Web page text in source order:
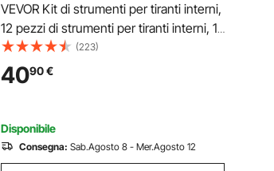
VEVOR Kit di strumenti per tiranti interni,
12 pezzi di strumenti per tiranti interni, 12
pezzi di adattatori a piede di gallina
Strumento per tiranti del tubo di
azionamento da 1/2 pollice
(223)
4090€
Disponibile
Consegna: Sab.Agosto 8 - Mer.Agosto 12